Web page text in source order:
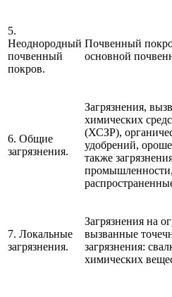
5.
Неоднородный
почвенный
покров.
Почвенный
основной
6. Общие
загрязнения.
Загрязнения,
химических
(ХСЗР),
удобрений,
также
промышленности,
7. Локальные
загрязнения.
Загрязнения на
вызванные
загрязнения:
химических